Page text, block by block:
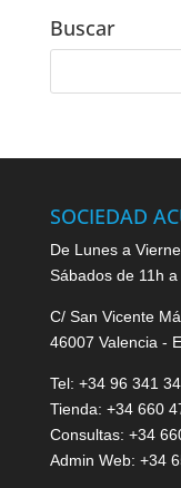
Buscar
SOCIEDAD
De Lunes a
Sábados de 11h
C/ San Vicente
46007 Valencia -
Tel: +34 96 341
Tienda: +34 660
Consultas: +34
Admin Web: +34